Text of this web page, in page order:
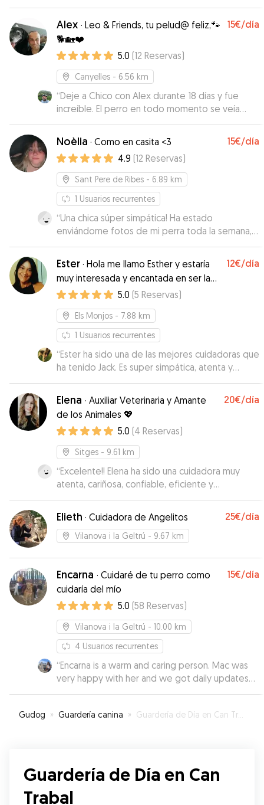
Alex · Leo & Friends, tu pelud@ feliz,🐾
🐕🏡❤️
15€/día
5.0 (12 Reservas)
Canyelles - 6.56 km
“Deje a Chico con Alex durante 18 días y fue
increíble. El perro en todo momento se veía
contento, activo y muy integrado con el resto
de perros y Alex me tenía al tanto
constantemente enviándome fotos y vídeos. El
trato es súper individualizado y Alex les procura
un gran cuidado, así como buenos paseos por la
zona. Repetiré seguro porque me da confianza
y veo que Chico está feliz quedándose con
Alex.
Noèlia · Como en casita <3 15€/día
4.9 (12 Reservas)
Sant Pere de Ribes - 6.89 km
1 Usuarios recurrentes
“Una chica súper simpática! Ha estado
enviándome fotos de mi perra toda la semana,
he visto a Keira súper feliz y como en casa.
Teníamos miedo por que era la primera vez que
se quedaba fuera de casa. Pero ha sido todo un
éxito gracias a Noelia.”
Ester · Hola me llamo Esther y estaría
muy interesada y encantada en ser la
cuidadora de tus mascotas
12€/día
5.0 (5 Reservas)
Els Monjos - 7.88 km
1 Usuarios recurrentes
“Ester ha sido una de las mejores cuidadoras que
ha tenido Jack. Es super simpática, atenta y
dedicada al cuidado de nuestro pequeño
grandullón. Nos ha ido informando cada día de
cómo se encontraba Jack y sin duda
repetiremos. 100% recomendable!
Elena · Auxiliar Veterinaria y Amante
de los Animales 💖
20€/día
5.0 (4 Reservas)
Sitges - 9.61 km
“Excelente!! Elena ha sido una cuidadora muy
atenta, cariñosa, confiable, eficiente y
profesional. La comunicación con ella ha sido
muy clara y rápida. Ella ha estudiado a conciencia
la información sobre mis dos perritos, así que ha
sabido tratarlos atendiendo a los gustos y
la pasión que tiene por los perritos, por lo que
ellos se han sentido muy a gusto con ella.
Realmente ha sido una experiencia maravillosa y
positiva. ”
Elieth · Cuidadora de Angelitos 25€/día
Vilanova i la Geltrú - 9.67 km
Encarna · Cuidaré de tu perro como
cuidaría del mío
15€/día
5.0 (58 Reservas)
Vilanova i la Geltrú - 10.00 km
4 Usuarios recurrentes
“Encarna is a warm and caring person. Mac was
very happy with her and we got daily updates
with photos. So glad we discovered her for our
Gudog » Guardería canina » Guardería de Día en Can Trabal
Guardería de Día en Can
Trabal